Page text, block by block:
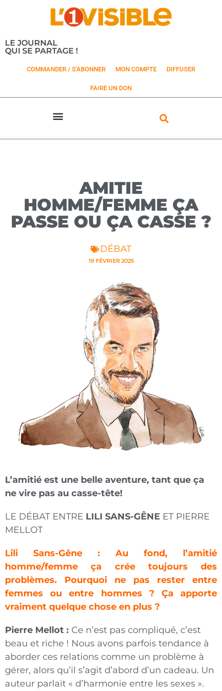
LE JOURNAL
QUI SE PARTAGE !
COMMANDER / S'ABONNER MON COMPTE DIFFUSER
FAIRE UN DON
AMITIE
HOMME/FEMME ÇA
PASSE OU ÇA CASSE ?
DÉBAT
19 FÉVRIER 2025
L’amitié est une belle aventure, tant que ça
ne vire pas au casse-tête!
LE DÉBAT ENTRE LILI SANS-GÊNE ET PIERRE
MELLOT
Lili Sans-Gêne : Au fond, l’amitié
homme/femme ça crée toujours des
problèmes. Pourquoi ne pas res­ter entre
femmes ou entre hommes ? Ça apporte
vraiment quelque chose en plus ?
Pierre Mellot : Ce n’est pas compliqué, c’est
beau et riche ! Nous avons parfois tendance à
abor­der ces relations comme un problème à
gérer, alors qu’il s’agit d’abord d’un cadeau. Un
auteur parlait « d’harmonie entre les sexes ».